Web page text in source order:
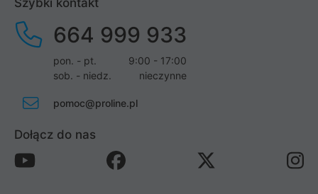
Szybki kontakt
664 999 933
pon. - pt.
9:00 - 17:00
sob. - niedz.
nieczynne
pomoc@proline.pl
Dołącz do nas